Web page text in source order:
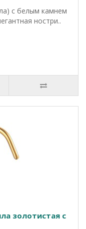
с белым камнем
ностри..
золотистая с